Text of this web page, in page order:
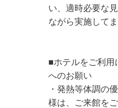
い、適時必要な
ながら実施してま
■ホテルをご利用
へのお願い
・発熱等体調の
様は、ご来館を